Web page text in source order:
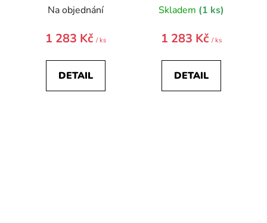
Na objednání
1 283 Kč / ks
DETAIL
Skladem (1 ks)
1 283 Kč / ks
DETAIL